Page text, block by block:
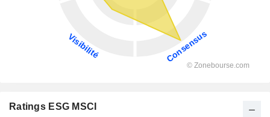
Ratings ESG MSCI